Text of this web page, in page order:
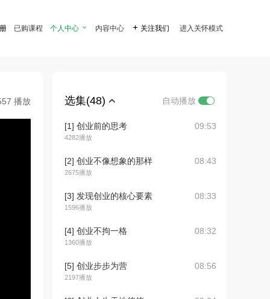
已购课程 个人中心  内容中心  关注我们 进入关怀模式
播放 选集(48) 自动播放
[1] 创业前的思考
4282播放
09:53
[2] 创业不像想象的那样
2675播放
08:43
[3] 发现创业的核心要素
1596播放
08:33
[4] 创业不拘一格
1360播放
08:32
[5] 创业步步为营
2197播放
08:56